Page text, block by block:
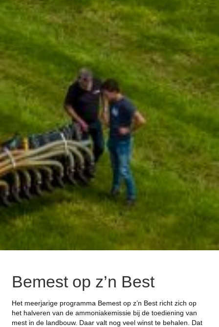
Bemest op z’n Best
Het meerjarige programma Bemest op z’n Best richt zich op
het halveren van de ammoniakemissie bij de toediening van
mest in de landbouw. Daar valt nog veel winst te behalen. Dat